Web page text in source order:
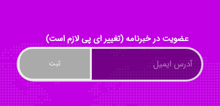
Nazaninkarkon
عضویت در خبرنامه (تغییر ای پی لازم است)